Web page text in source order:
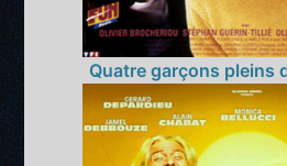
Quatre garçons pleins